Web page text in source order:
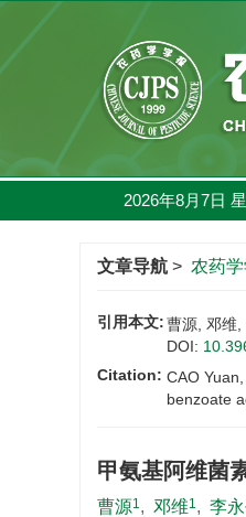
2026年8月7日
文章导航 > 农药
引用本文:曹源, 邓维,
DOI:
Citation: CAO
benzoate
甲氨基阿维菌
曹源1, 邓维1, 李